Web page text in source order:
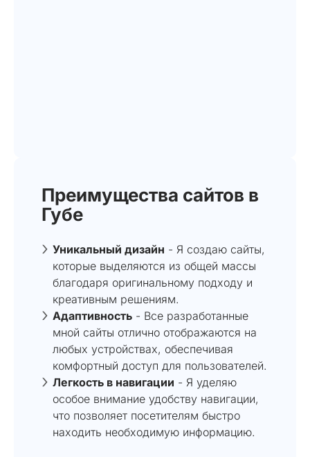
Преимущества сайтов в
Губе
Уникальный дизайн - Я создаю сайты,
которые выделяются из общей массы
благодаря оригинальному подходу и
креативным решениям.
Адаптивность - Все разработанные
мной сайты отлично отображаются на
любых устройствах, обеспечивая
комфортный доступ для пользователей.
Легкость в навигации - Я уделяю
особое внимание удобству навигации,
что позволяет посетителям быстро
находить необходимую информацию.